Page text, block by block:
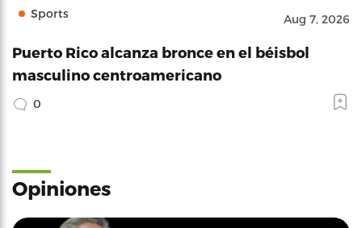
Sports Aug 7, 2026
Puerto Rico alcanza bronce en el béisbol
masculino centroamericano
0
Opiniones